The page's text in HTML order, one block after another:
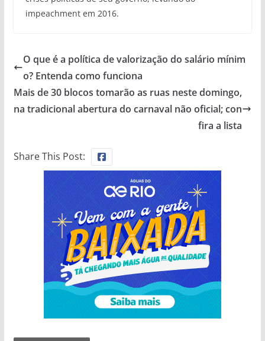
impeachment em 2016.
O que é a política de valorização do salário mínim
o? Entenda como funciona
Mais de 30 blocos tomarão as ruas neste domingo,
na tradicional abertura do carnaval não oficial; con
fira a lista
Share This Post: